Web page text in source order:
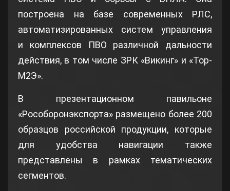
построена на базе современных РЛС,
автоматизированных систем управления
и комплексов ПВО различной дальности
действия, в том числе ЗРК «Викинг» и «Тор-
М2Э».
В презентационном павильоне
«Рособоронэкспорта» размещено более 200
образцов российской продукции, которые
для удобства навигации также
представлены в рамках тематических
сегментов.